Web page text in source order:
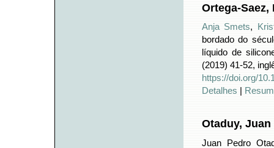
Ortega-Saez,
Anja Smets,
bordado do
líquido de
(2019) 41-52,
https://doi.org/
Detalhes
Otaduy, Juan
Juan Pedro